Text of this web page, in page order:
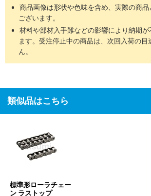
・耐環境用として軽い腐食環境にさらされる
商品画像は形状や色味を含め、実際の商
ございます。
材料や部材入手難などの影響により納期
ます。受注停止中の商品は、次回入荷の
ん。
類似品はこちら
標準形ローラチェー
ン ラストップ